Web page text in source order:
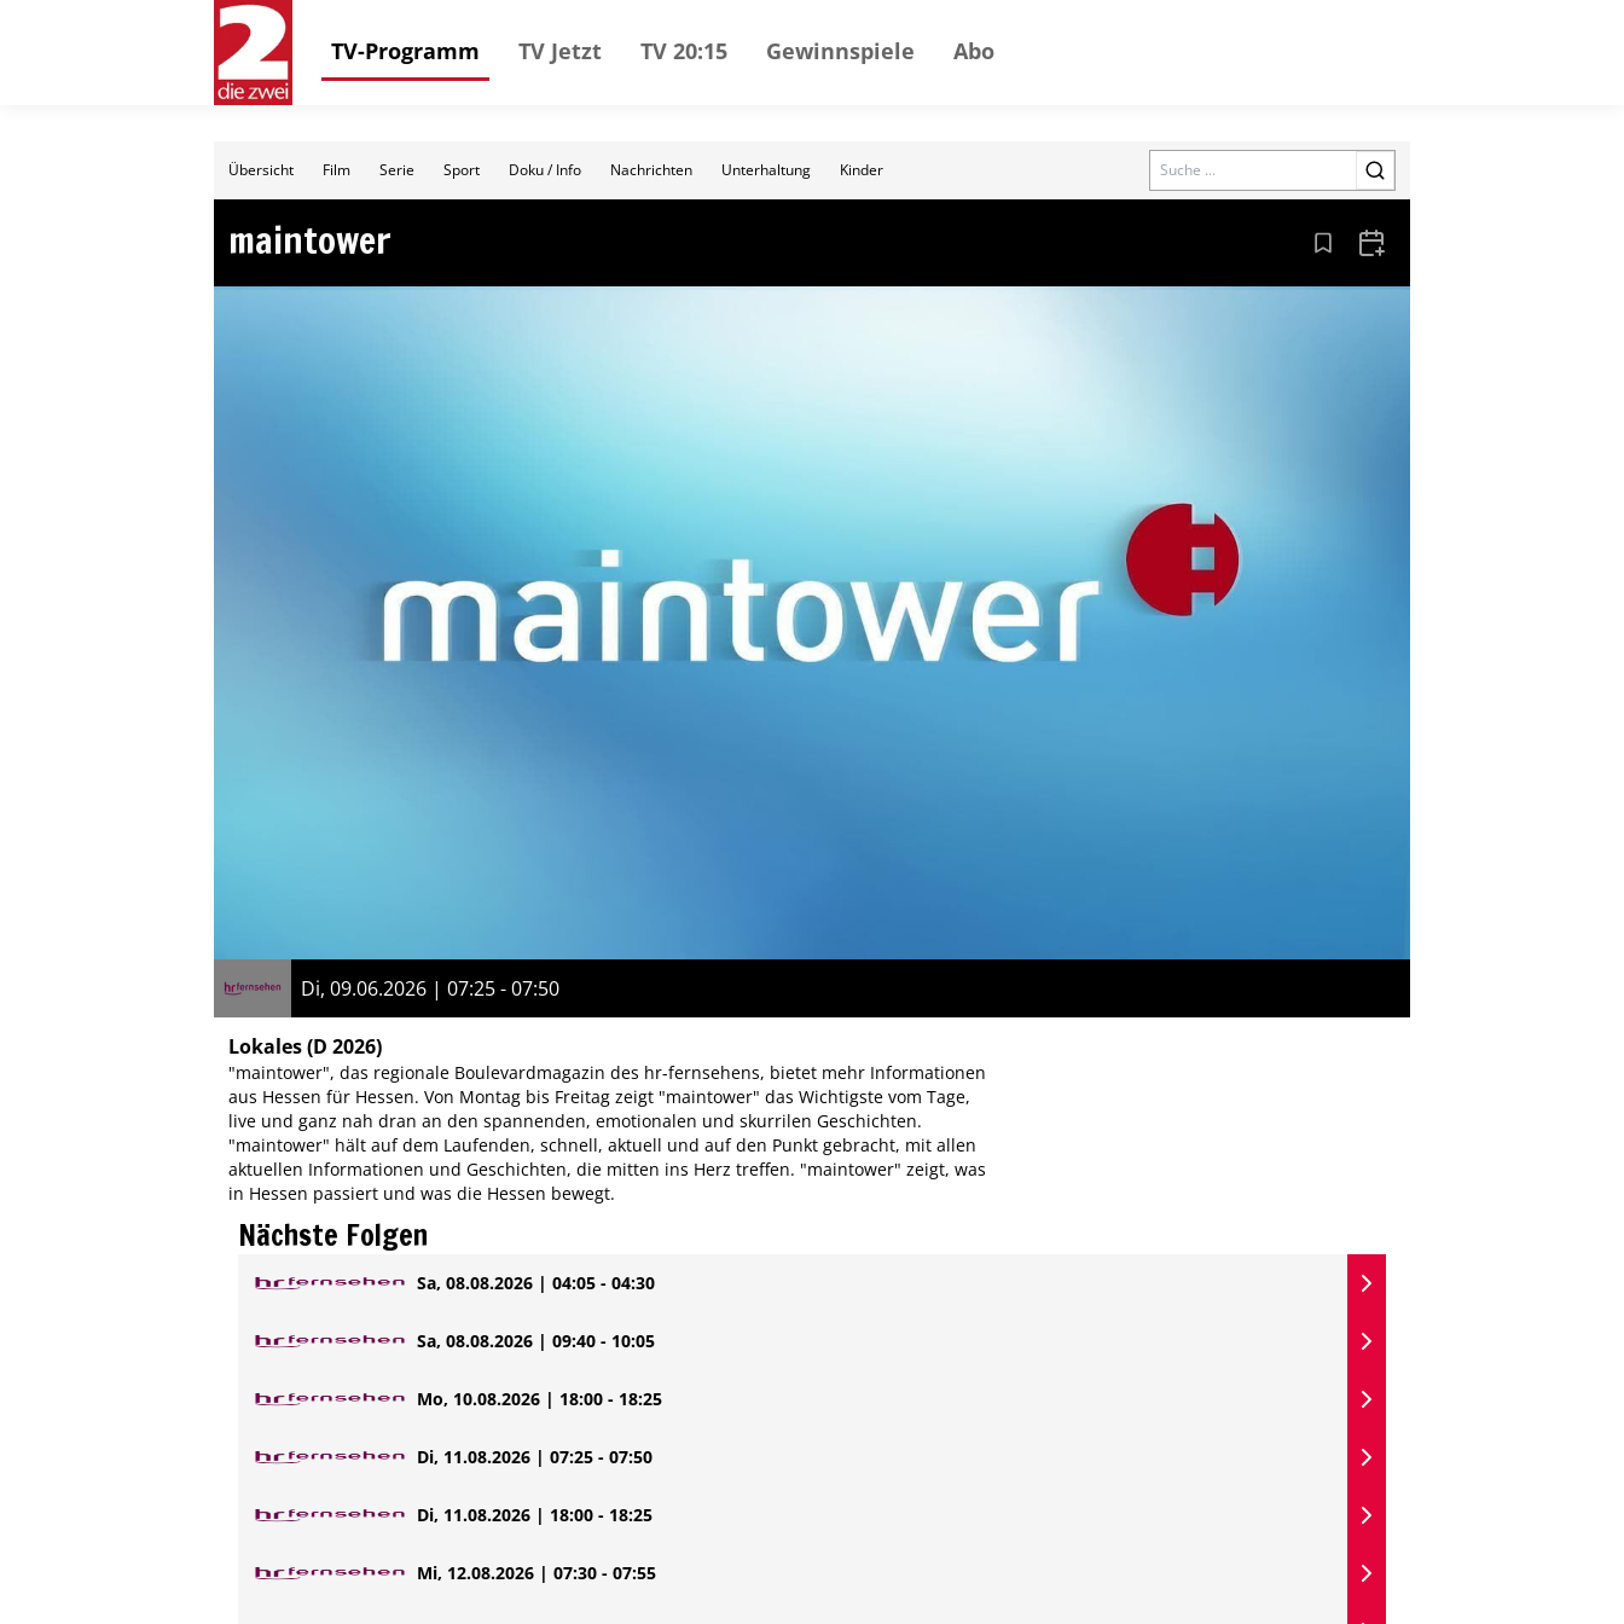
TV-Programm TV Jetzt TV 20:15 Gewinnspiele Abo
Übersicht Film Serie Sport Doku / Info Nachrichten Unterhaltung Kinder Search
maintower Aus den Lesezeichen entfernen
Zum Kalender hinzufügen
Di, 09.06.2026 | 07:25 - 07:50
Lokales(D 2026)
"maintower", das regionale Boulevardmagazin des hr-fernsehens, bietet mehr Informationen
aus Hessen für Hessen. Von Montag bis Freitag zeigt "maintower" das Wichtigste vom Tage,
live und ganz nah dran an den spannenden, emotionalen und skurrilen Geschichten.
"maintower" hält auf dem Laufenden, schnell, aktuell und auf den Punkt gebracht, mit allen
aktuellen Informationen und Geschichten, die mitten ins Herz treffen. "maintower" zeigt, was
in Hessen passiert und was die Hessen bewegt.
Nächste Folgen
Sa, 08.08.2026 | 04:05 - 04:30
Sa, 08.08.2026 | 09:40 - 10:05
Mo, 10.08.2026 | 18:00 - 18:25
Di, 11.08.2026 | 07:25 - 07:50
Di, 11.08.2026 | 18:00 - 18:25
Mi, 12.08.2026 | 07:30 - 07:55